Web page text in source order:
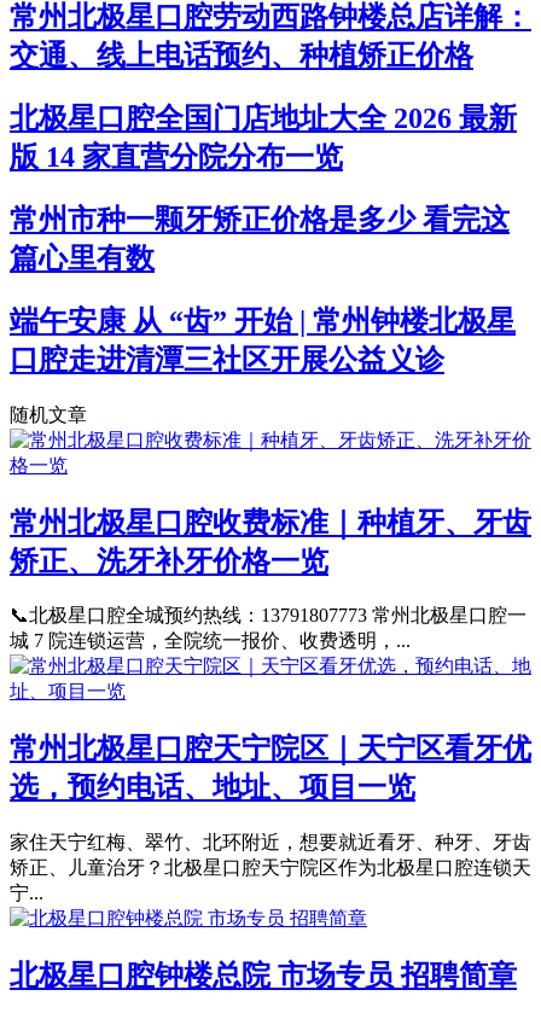
常州北极星口腔劳动西路钟楼总店详解：
交通、线上电话预约、种植矫正价格
北极星口腔全国门店地址大全 2026 最新
版 14 家直营分院分布一览
常州市种一颗牙矫正价格是多少 看完这
篇心里有数
端午安康 从 “齿” 开始 | 常州钟楼北极星
口腔走进清潭三社区开展公益义诊
随机文章
常州北极星口腔收费标准｜种植牙、牙齿
矫正、洗牙补牙价格一览
📞北极星口腔全城预约热线：13791807773 常州北极星口腔一
城 7 院连锁运营，全院统一报价、收费透明，...
常州北极星口腔天宁院区｜天宁区看牙优
选，预约电话、地址、项目一览
家住天宁红梅、翠竹、北环附近，想要就近看牙、种牙、牙齿
矫正、儿童治牙？北极星口腔天宁院区作为北极星口腔连锁天
宁...
北极星口腔钟楼总院 市场专员 招聘简章